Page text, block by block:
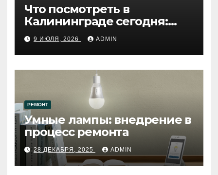
Что посмотреть в
Калининграде сегодня:
путеводитель по самому
западному городу России
9 ИЮЛЯ, 2026 ADMIN
РЕМОНТ
Умные лампы: внедрение в
процесс ремонта
28 ДЕКАБРЯ, 2025 ADMIN